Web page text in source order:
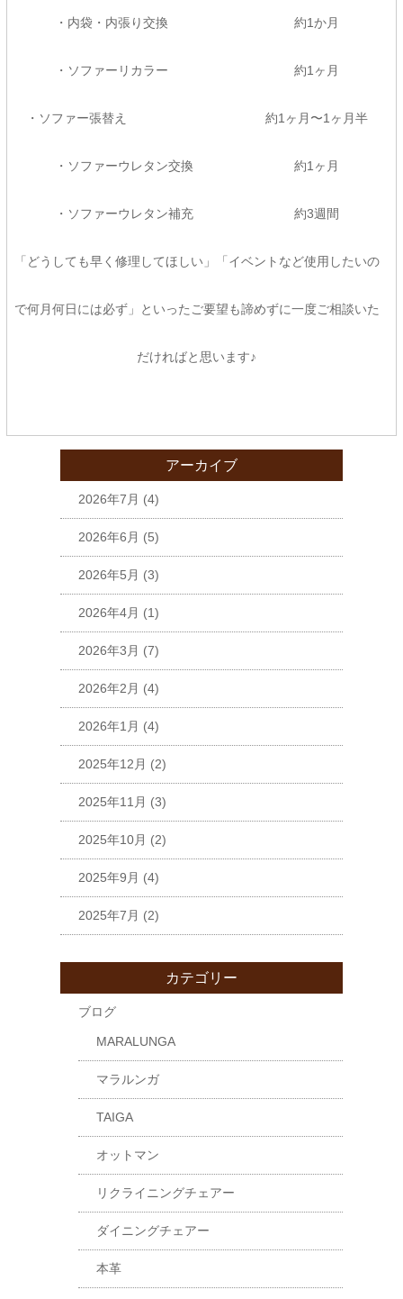
・内袋・内張り交換 約1か月
・ソファーリカラー 約1ヶ月
・ソファー張替え 約1ヶ月〜1ヶ月半
・ソファーウレタン交換 約1ヶ月
・ソファーウレタン補充 約3週間
「どうしても早く修理してほしい」「イベントなど使用したいの
で何月何日には必ず」といったご要望も諦めずに一度ご相談いた
だければと思います♪
アーカイブ
2026年7月 (4)
2026年6月 (5)
2026年5月 (3)
2026年4月 (1)
2026年3月 (7)
2026年2月 (4)
2026年1月 (4)
2025年12月 (2)
2025年11月 (3)
2025年10月 (2)
2025年9月 (4)
2025年7月 (2)
カテゴリー
ブログ
MARALUNGA
マラルンガ
TAIGA
オットマン
リクライニングチェアー
ダイニングチェアー
本革